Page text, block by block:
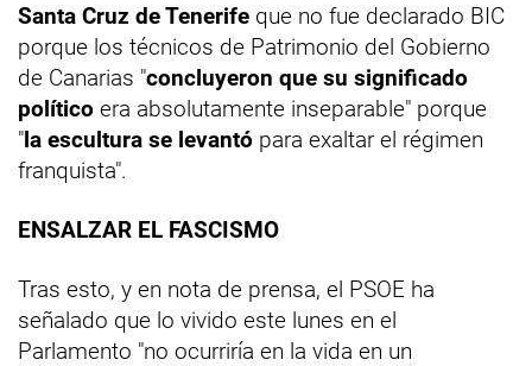
Santa Cruz de Tenerife que no fue declarado BIC
porque los técnicos de Patrimonio del Gobierno
de Canarias "concluyeron que su significado
político era absolutamente inseparable" porque
"la escultura se levantó para exaltar el régimen
franquista".
ENSALZAR EL FASCISMO
Tras esto, y en nota de prensa, el PSOE ha
señalado que lo vivido este lunes en el
Parlamento "no ocurriría en la vida en un